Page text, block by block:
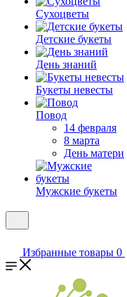
Сухоцветы
Детские букеты
День знаний
Букеты невесты
Повод
14 февраля
8 марта
День матери
Мужские букеты
Избранные товары 0